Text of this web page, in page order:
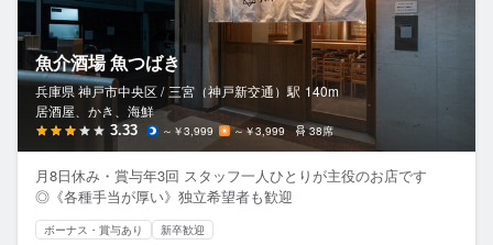
検索履歴・保存した条件
応募履歴
WEB履歴書
スカウト・メルマガ受信設定
ヘルプ・お問い合わせフォーム
魚介酒場 魚つばき
兵庫県 神戸市中央区 / 三宮（神戸新交通） 駅 140m
居酒屋、かき、海鮮
3.33 ～￥3,999 ～￥3,999 38席
月8日休み・賞与年3回 スタッフ一人ひとりが主役のお店です
◎《各種手当が厚い》独立希望者も歓迎
ボーナス・賞与あり 新卒歓迎